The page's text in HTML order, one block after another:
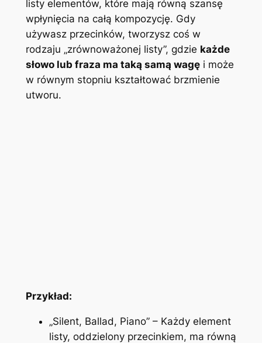
listy elementów, które mają równą szansę
wpłynięcia na całą kompozycję. Gdy
używasz przecinków, tworzysz coś w
rodzaju „zrównoważonej listy”, gdzie każde
słowo lub fraza ma taką samą wagęi może
w równym stopniu kształtować brzmienie
utworu.
Przykład:
„Silent, Ballad, Piano” – Każdy element
listy, oddzielony przecinkiem, ma równą